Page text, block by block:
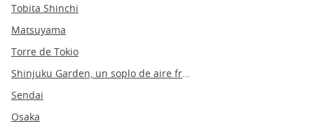
Tobita Shinchi
Matsuyama
Torre de Tokio
Sendai
Osaka